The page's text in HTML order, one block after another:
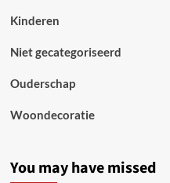
Kinderen
Niet gecategoriseerd
Ouderschap
Woondecoratie
You may have missed